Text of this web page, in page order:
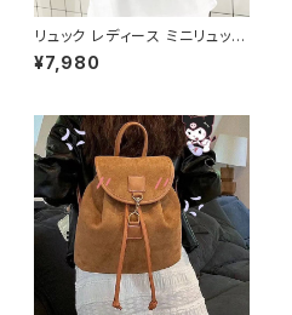
リュック レディース ミニリュック
バックパック レディースバッグ カ
ジュアルリュック 通学リュック
バッグ おしゃれバッグ ブラック
ホワイト K-B0291
¥7,980